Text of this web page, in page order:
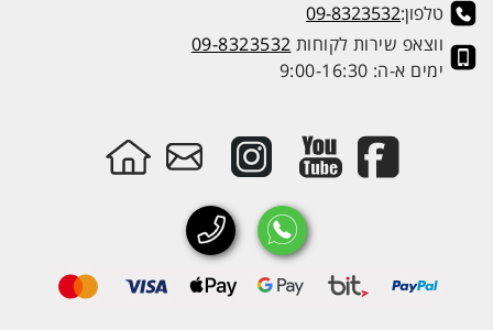
טלפון:09-8323532
ווצאפ שירות לקוחות 09-8323532
ימים א-ה: 9:00-16:30